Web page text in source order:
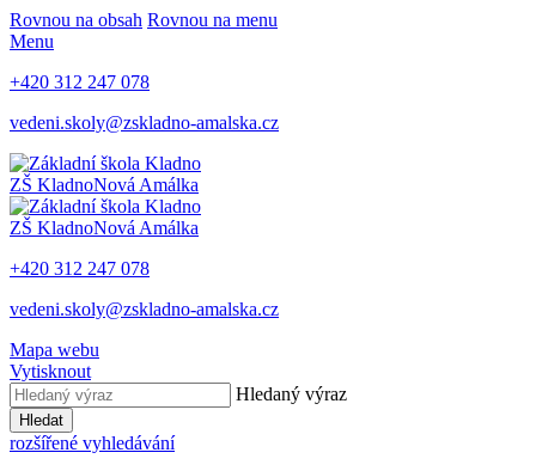
Rovnou na obsah Rovnou na menu
Menu
+420 312 247 078
vedeni.skoly@zskladno-amalska.cz
ZŠ KladnoNová Amálka
ZŠ KladnoNová Amálka
+420 312 247 078
vedeni.skoly@zskladno-amalska.cz
Mapa webu
Vytisknout
Hledaný výraz
Hledat
rozšířené vyhledávání